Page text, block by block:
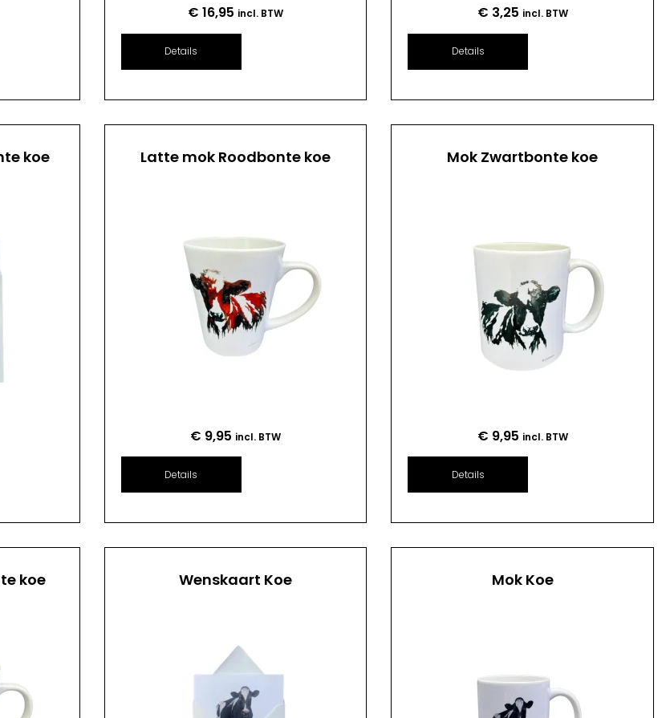
€ 16,95 incl. BTW
Details
€ 3,25 incl. BTW
Details
koe Latte mok Roodbonte koe
€ 9,95 incl. BTW
Details
Mok Zwartbonte koe
€ 9,95 incl. BTW
Details
koe Wenskaart Koe Mok Koe